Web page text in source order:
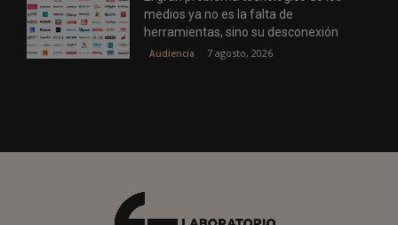
medios ya no es la falta de
herramientas, sino su desconexión
Audiencia 7 agosto, 2026